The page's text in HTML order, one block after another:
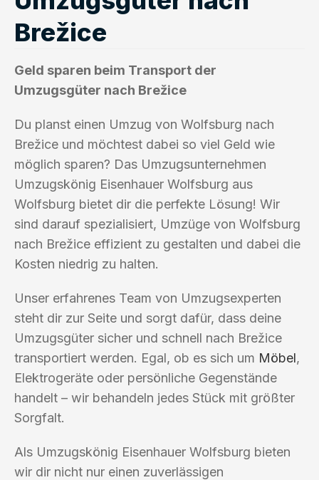
Brežice
Geld sparen beim Transport der
Umzugsgüter nach Brežice
Du planst einen Umzug von Wolfsburg nach
Brežice und möchtest dabei so viel Geld wie
möglich sparen? Das Umzugsunternehmen
Umzugskönig Eisenhauer Wolfsburg aus
Wolfsburg bietet dir die perfekte Lösung! Wir
sind darauf spezialisiert, Umzüge von Wolfsburg
nach Brežice effizient zu gestalten und dabei die
Kosten niedrig zu halten.
Unser erfahrenes Team von Umzugsexperten
steht dir zur Seite und sorgt dafür, dass deine
Umzugsgüter sicher und schnell nach Brežice
transportiert werden. Egal, ob es sich um Möbel,
Elektrogeräte oder persönliche Gegenstände
handelt – wir behandeln jedes Stück mit größter
Sorgfalt.
Als Umzugskönig Eisenhauer Wolfsburg bieten
wir dir nicht nur einen zuverlässigen